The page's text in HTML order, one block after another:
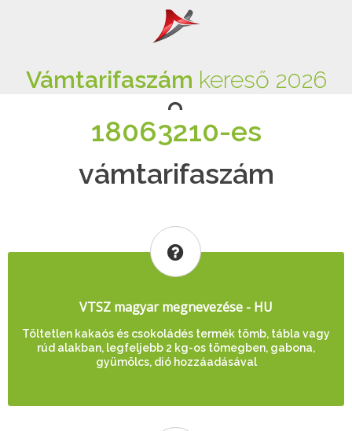
Vámtarifaszám kereső 2026
18063210-es
vámtarifaszám
VTSZ magyar megnevezése - HU
Töltetlen kakaós és csokoládés termék tömb, tábla vagy
rúd alakban, legfeljebb 2 kg-os tömegben, gabona,
gyümölcs, dió hozzáadásával